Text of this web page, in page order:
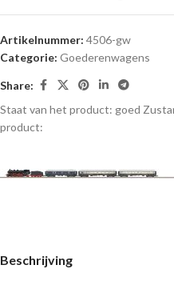
Artikelnummer: 4506-gw
Categorie: Goederenwagens
Share:
Staat van het product: goed
product:
Beschrijving